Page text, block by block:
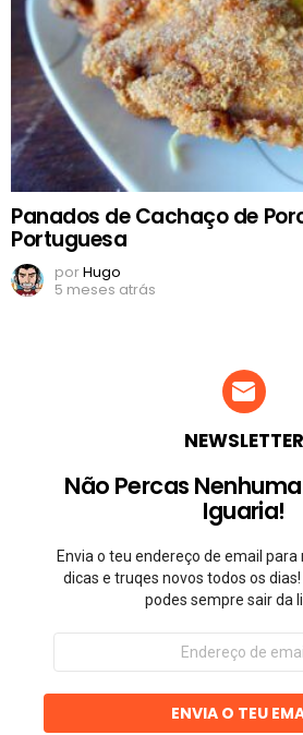
Panados de Cachaço de
Portuguesa
porHugo
5 meses atrás
NEWSLETTER
Não Percas
Iguaria!
Envia o teu endereço de email
dicas e truqes novos todos os
podes sempre sair da
Endereço
email
ENVIA O TEU